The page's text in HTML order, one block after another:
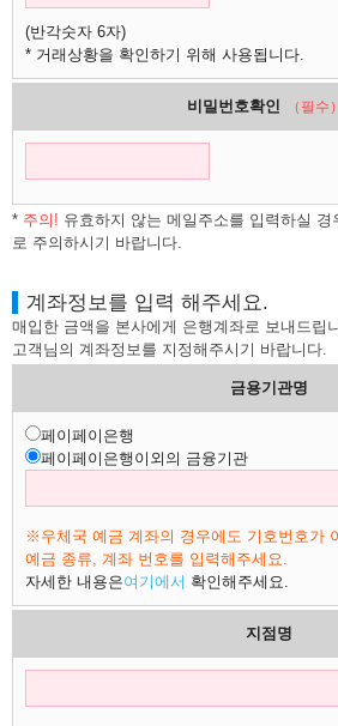
(반각숫자 6자)
* 거래상황을 확인하기 위해 사용됩니다.
비밀번호확인 （필수）
* 주의! 유효하지 않는 메일주소를 입력하실
로 주의하시기 바랍니다.
계좌정보를 입력 해주세요.
매입한 금액을 본사에게 은행계좌로 보내드립
고객님의 계좌정보를 지정해주시기 바랍니다.
금용기관명
페이페이은행
페이페이은행이외의 금융기관
※우체국 예금 계좌의 경우에도 기호번호가
예금 종류, 계좌 번호를 입력해주세요.
자세한 내용은여기에서 확인해주세요.
지점명